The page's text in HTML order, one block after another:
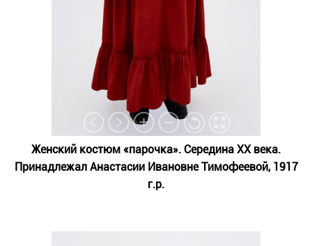
Женский костюм «парочка». Середина ХХ века.
Принадлежал Анастасии Ивановне Тимофеевой, 1917
г.р.